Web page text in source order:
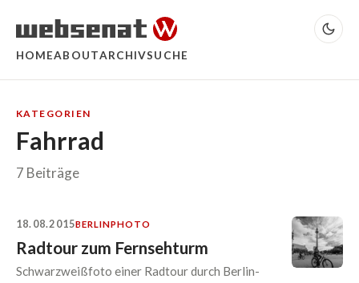
HOMEABOUTARCHIVSUCHE
KATEGORIEN
Fahrrad
7 Beiträge
18.08.2015BERLINPHOTO
Radtour zum Fernsehturm
Schwarzweißfoto einer Radtour durch Berlin-